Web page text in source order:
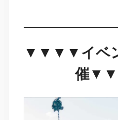
▼ ▼▼▼イベ
催▼ ▼